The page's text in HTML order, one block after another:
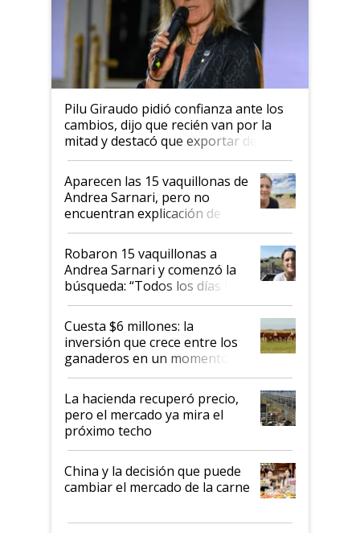
Pilu Giraudo pidió confianza ante los
cambios, dijo que recién van por la
mitad y destacó que exportar dejó de
ser "para unos pocos": "Tenemos un
mandato muy claro del gobierno
nacional"
Aparecen las 15 vaquillonas de
Andrea Sarnari, pero no
encuentran explicación de
cómo llegaron allí
Robaron 15 vaquillonas a
Andrea Sarnari y comenzó la
búsqueda: “Todos los días le
toca a algún productor”
Cuesta $6 millones: la
inversión que crece entre los
ganaderos en un momento
histórico para la actividad
La hacienda recuperó precio,
pero el mercado ya mira el
próximo techo
China y la decisión que puede
cambiar el mercado de la carne